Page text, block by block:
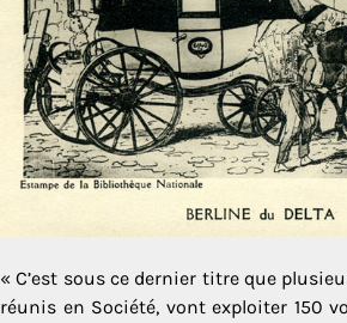
« C’est sous ce dernier titre que
réunis en Société, vont exploiter 150